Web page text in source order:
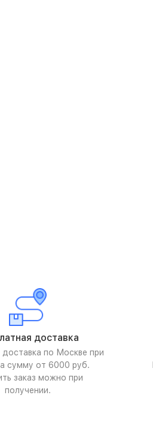
доставка
доставка по Москве при
сумму от 6000 руб.
заказ можно при
получении.